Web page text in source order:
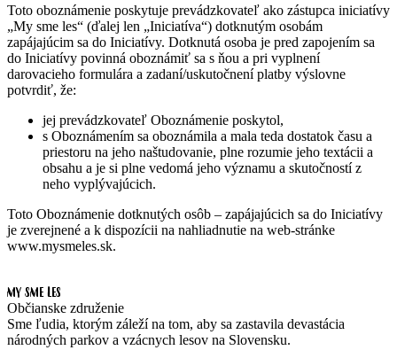
Toto oboznámenie poskytuje prevádzkovateľ ako zástupca iniciatívy
„My sme les“ (ďalej len „Iniciatíva“) dotknutým osobám
zapájajúcim sa do Iniciatívy. Dotknutá osoba je pred zapojením sa
do Iniciatívy povinná oboznámiť sa s ňou a pri vyplnení
darovacieho formulára a zadaní/uskutočnení platby výslovne
potvrdiť, že:
jej prevádzkovateľ Oboznámenie poskytol,
s Oboznámením sa oboznámila a mala teda dostatok času a
priestoru na jeho naštudovanie, plne rozumie jeho textácii a
obsahu a je si plne vedomá jeho významu a skutočností z
neho vyplývajúcich.
Toto Oboznámenie dotknutých osôb – zapájajúcich sa do Iniciatívy
je zverejnené a k dispozícii na nahliadnutie na web-stránke
www.mysmeles.sk.
MY SME LES
Občianske združenie
Sme ľudia, ktorým záleží na tom, aby sa zastavila devastácia
národných parkov a vzácnych lesov na Slovensku.